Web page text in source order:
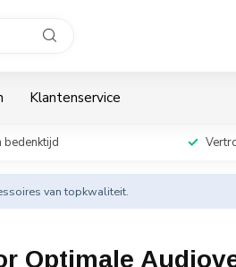
Klantenservice
bedenktijd
van topkwaliteit.
Optimale